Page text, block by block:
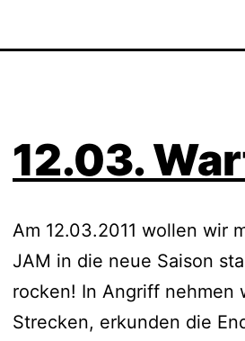
12.03.
Am 12.03.2011 wollen wir
JAM in die neue Saison
rocken! In Angriff nehmen
Strecken, erkunden die